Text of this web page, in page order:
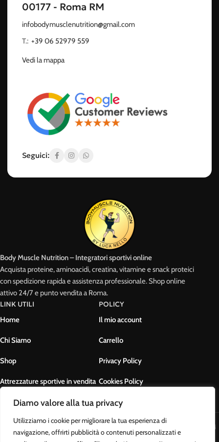
Diamo valore alla tua privacy
Utilizziamo i cookie per migliorare la tua esperienza di
navigazione, offrirti pubblicità o contenuti personalizzati e
00177 - Roma RM
infobodymusclenutrition@gmail.com
T.: +39 06 52979 559
Vedi la mappa
Seguici:
Body Muscle Nutrition – Integratori sportivi online
Acquista proteine, aminoacidi, creatina, vitamine e snack proteici
con spedizione rapida e assistenza professionale. Shop online
attivo 24/7 e punto vendita a Roma.
LINK UTILI
Home
Chi Siamo
Shop
Attrezzature sportive in vendita
Contatti
POLICY
Il mio account
Carrello
Privacy Policy
Cookies Policy
Termini e condizioni
Body Muscle Nutrition di Ottavianelli Luca - PIVA: 17678631007 - Tutti i
diritti riservati